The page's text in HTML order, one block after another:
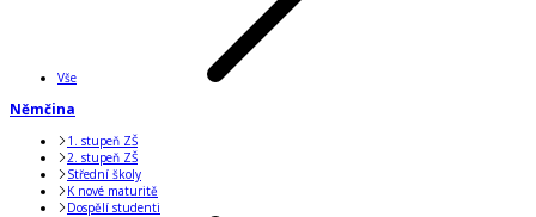
Vše
Němčina
1. stupeň ZŠ
2. stupeň ZŠ
Střední školy
K nové maturitě
Dospělí studenti